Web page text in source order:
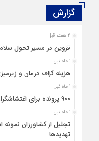
گزارش‌
2 هفته قبل
قزوین در مسیر تحول
1 ماه قبل
هزینه‌ گزاف درمان و
1 ماه قبل
۹۰۰ پرونده برای اغتشاشگران قزوین تشکیل شده است
1 ماه قبل
تجلیل از کشاورزان نمونه
تهدیدها